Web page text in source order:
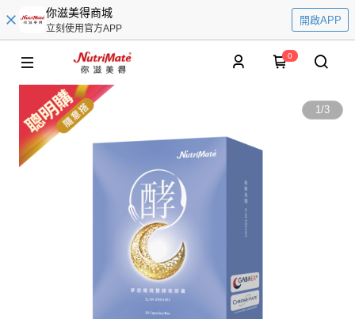
你滋美得商城
立刻使用官方APP
開啟APP
0
1/3